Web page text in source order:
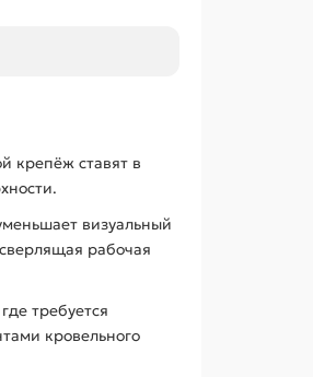
крепёж ставят в
визуальный
рабочая
требуется
кровельного